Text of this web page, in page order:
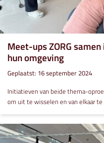
Meet-ups ZORG
hun omgeving
Geplaatst: 16 september 2024
Initiatieven van beide thema-
om uit te wisselen en van elkaar te